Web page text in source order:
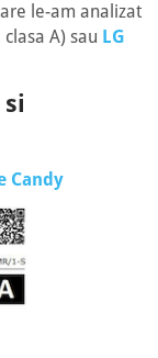
le-am analizat
A) sau LG
Candy